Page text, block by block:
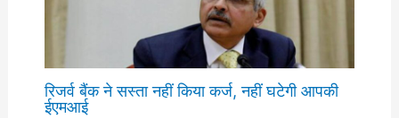
रिजर्व बैंक ने सस्ता नहीं किया कर्ज, नहीं घटेगी आपकी
ईएमआई